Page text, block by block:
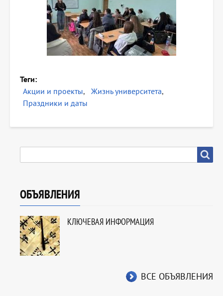
Теги
Акции и проекты
Жизнь университета
Праздники и даты
ОБЪЯВЛЕНИЯ
КЛЮЧЕВАЯ ИНФОРМАЦИЯ
ВСЕ ОБЪЯВЛЕНИЯ